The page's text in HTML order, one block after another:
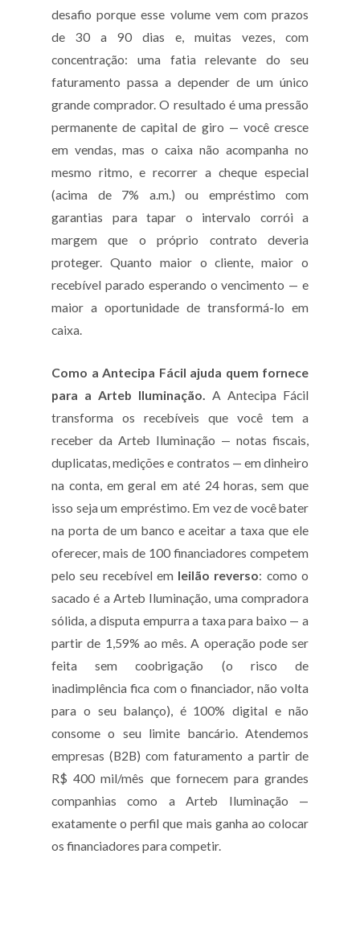
desafio porque esse volume vem com prazos
de 30 a 90 dias e, muitas vezes, com
concentração: uma fatia relevante do seu
faturamento passa a depender de um único
grande comprador. O resultado é uma pressão
permanente de capital de giro — você cresce
em vendas, mas o caixa não acompanha no
mesmo ritmo, e recorrer a cheque especial
(acima de 7% a.m.) ou empréstimo com
garantias para tapar o intervalo corrói a
margem que o próprio contrato deveria
proteger. Quanto maior o cliente, maior o
recebível parado esperando o vencimento — e
maior a oportunidade de transformá-lo em
caixa.
Como a Antecipa Fácil ajuda quem fornece
para a Arteb Iluminação. A Antecipa Fácil
transforma os recebíveis que você tem a
receber da Arteb Iluminação — notas fiscais,
duplicatas, medições e contratos — em dinheiro
na conta, em geral em até 24 horas, sem que
isso seja um empréstimo. Em vez de você bater
na porta de um banco e aceitar a taxa que ele
oferecer, mais de 100 financiadores competem
pelo seu recebível em leilão reverso: como o
sacado é a Arteb Iluminação, uma compradora
sólida, a disputa empurra a taxa para baixo — a
partir de 1,59% ao mês. A operação pode ser
feita sem coobrigação (o risco de
inadimplência fica com o financiador, não volta
para o seu balanço), é 100% digital e não
consome o seu limite bancário. Atendemos
empresas (B2B) com faturamento a partir de
R$ 400 mil/mês que fornecem para grandes
companhias como a Arteb Iluminação —
exatamente o perfil que mais ganha ao colocar
os financiadores para competir.